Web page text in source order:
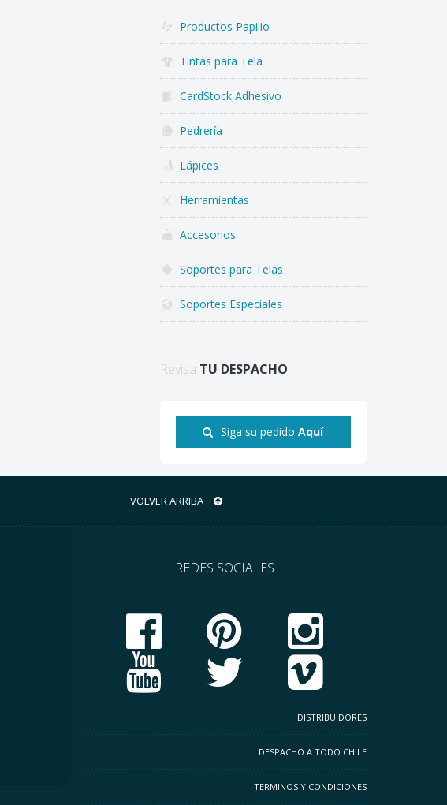
Productos Papilio
Tintas para Tela
CardStock Adhesivo
Pedrería
Lápices
Herramientas
Accesorios
Soportes para Telas
Soportes Especiales
Revisa TU DESPACHO
Siga su pedidoAquí
VOLVER ARRIBA
REDES SOCIALES
DISTRIBUIDORES
DESPACHO A TODO CHILE
TERMINOS Y CONDICIONES